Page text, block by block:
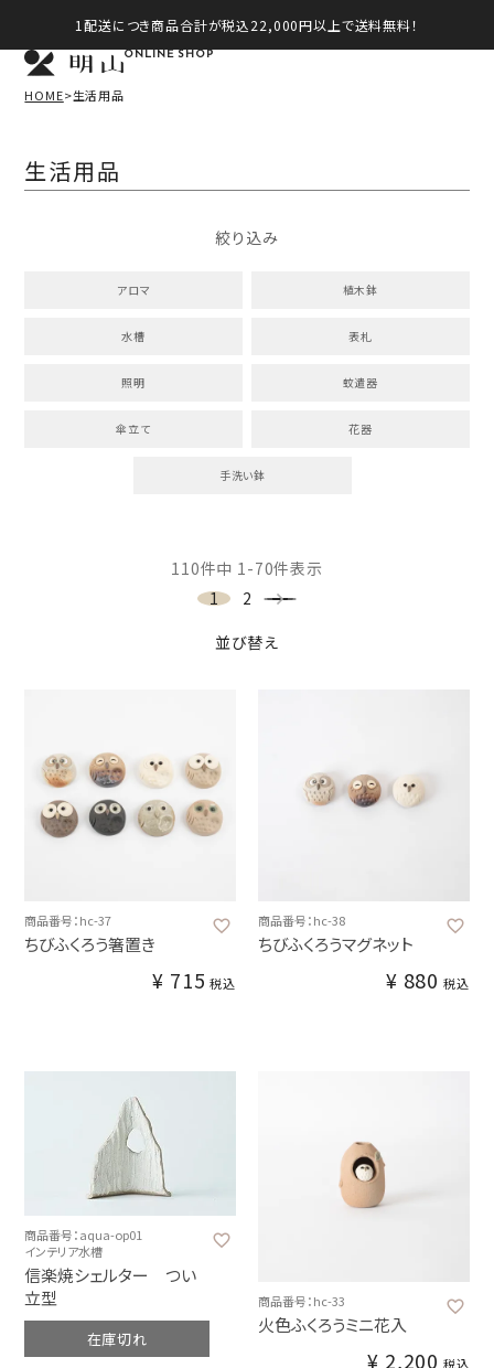
1配送につき商品合計が税込22,000円以上で送料無料！
ONLINE SHOP
HOME 生活用品
生活用品
絞り込み
アロマ 植木鉢
水槽 表札
照明 蚊遣器
傘立て 花器
手洗い鉢
並び替え
110件中 1-70件表示
1
2
商品番号：hc-37
ちびふくろう箸置き
¥ 715 税込
商品番号：hc-38
ちびふくろうマグネット
¥ 880 税込
商品番号：aqua-op01
インテリア水槽
信楽焼シェルター つい
立型
在庫切れ
商品番号：hc-33
火色ふくろうミニ花入
¥ 2,200 税込